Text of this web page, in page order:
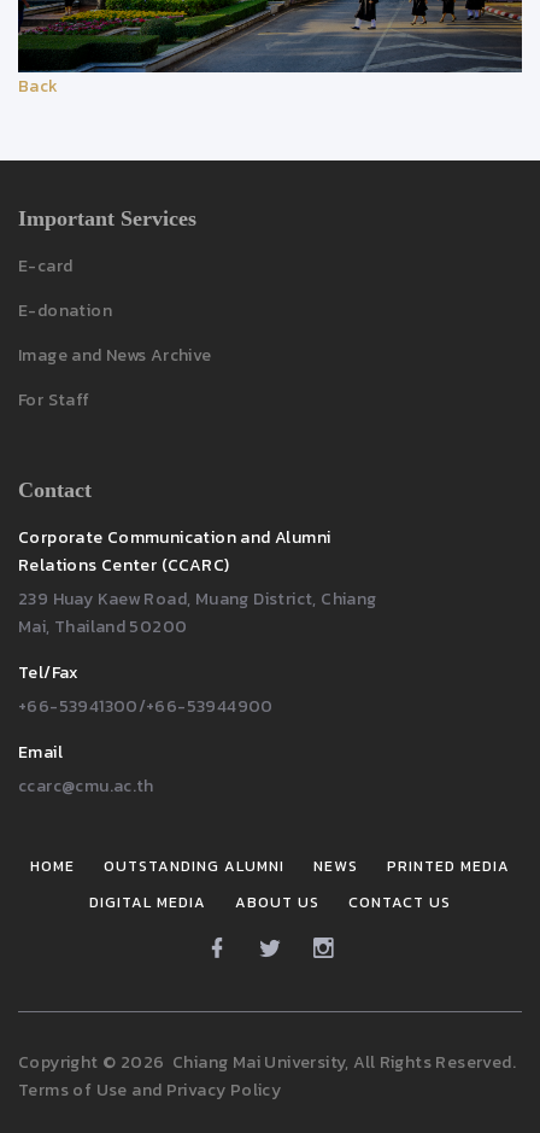
Back
Important Services
E-card
E-donation
Image and News Archive
For Staff
Contact
Corporate Communication and Alumni
Relations Center (CCARC)
239 Huay Kaew Road, Muang District, Chiang
Mai, Thailand 50200
Tel/Fax
+66-53941300/+66-53944900
Email
ccarc@cmu.ac.th
HOME OUTSTANDING ALUMNI NEWS
PRINTED MEDIA
DIGITAL MEDIA
ABOUT US CONTACT US
Copyright © 2026 Chiang Mai University, All Rights Reserved.
Terms of Use and Privacy Policy